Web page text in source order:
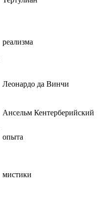
реализма
Леонардо да Винчи
Ансельм Кентерберийский
опыта
мистики